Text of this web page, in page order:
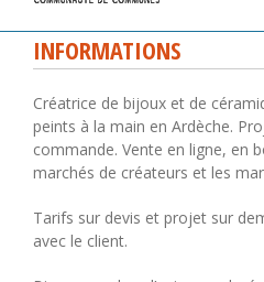
INFORMATIONS
Créatrice de bijoux et de
peints à la main en Ardèche.
commande. Vente en ligne, en
marchés de créateurs et les
Tarifs sur devis et projet sur
avec le client.